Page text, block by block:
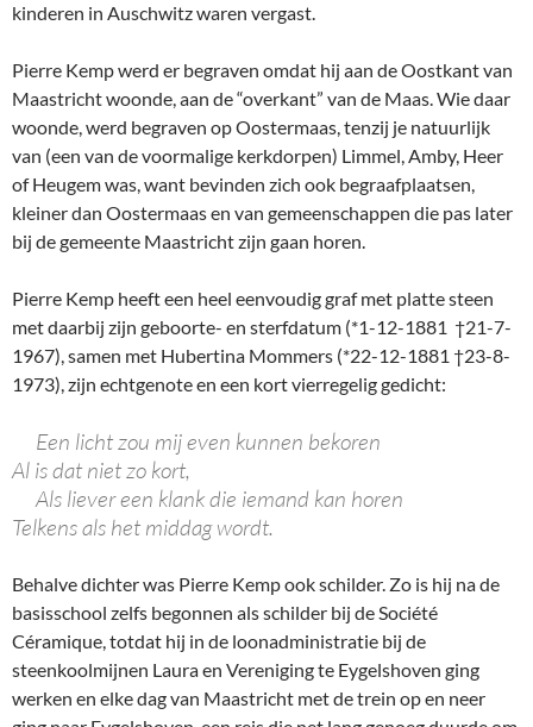
kinderen in Auschwitz waren vergast.
Pierre Kemp werd er begraven omdat hij aan de Oostkant van
Maastricht woonde, aan de “overkant” van de Maas. Wie daar
woonde, werd begraven op Oostermaas, tenzij je natuurlijk
van (een van de voormalige kerkdorpen) Limmel, Amby, Heer
of Heugem was, want bevinden zich ook begraafplaatsen,
kleiner dan Oostermaas en van gemeenschappen die pas later
bij de gemeente Maastricht zijn gaan horen.
Pierre Kemp heeft een heel eenvoudig graf met platte steen
met daarbij zijn geboorte- en sterfdatum (*1-12-1881 †21-7-
1967), samen met Hubertina Mommers (*22-12-1881 †23-8-
1973), zijn echtgenote en een kort vierregelig gedicht:
Een licht zou mij even kunnen bekoren
Al is dat niet zo kort,
Als liever een klank die iemand kan horen
Telkens als het middag wordt.
Behalve dichter was Pierre Kemp ook schilder. Zo is hij na de
basisschool zelfs begonnen als schilder bij de Société
Céramique, totdat hij in de loonadministratie bij de
steenkoolmijnen Laura en Vereniging te Eygelshoven ging
werken en elke dag van Maastricht met de trein op en neer